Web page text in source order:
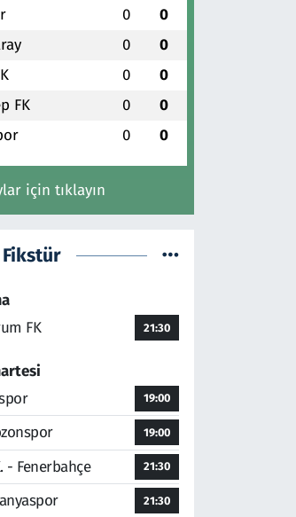
0 0
0 0
0 0
FK 0 0
0 0
için tıklayın
FK
21:30
19:00
19:00
- Fenerbahçe 21:30
21:30